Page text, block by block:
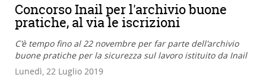
Concorso Inail per l'archivio buone
pratiche, al via le iscrizioni
C'è tempo fino al 22 novembre per far parte dell'archivio
buone pratiche per la sicurezza sul lavoro istituito da Inail
Lunedì, 22 Luglio 2019